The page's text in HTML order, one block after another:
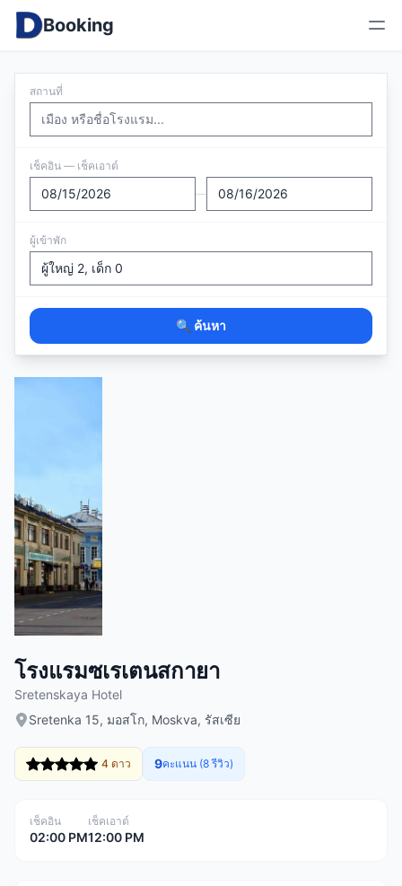
Booking
สถานที่
เช็คอิน — เช็คเอาต์
—
ผู้เข้าพัก
🔍 ค้นหา
โรงแรมซเรเตนสกายา
Sretenskaya Hotel
Sretenka 15, มอสโก, Moskva, รัสเซีย
4 ดาว 9คะแนน (8 รีวิว)
เช็คอิน
02:00 PM
เช็คเอาต์
12:00 PM